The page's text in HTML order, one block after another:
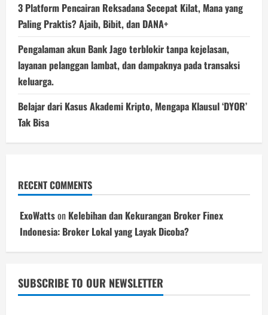
3 Platform Pencairan Reksadana Secepat Kilat, Mana yang
Paling Praktis? Ajaib, Bibit, dan DANA+
Pengalaman akun Bank Jago terblokir tanpa kejelasan,
layanan pelanggan lambat, dan dampaknya pada transaksi
keluarga.
Belajar dari Kasus Akademi Kripto, Mengapa Klausul ‘DYOR’
Tak Bisa
RECENT COMMENTS
ExoWattson Kelebihan dan Kekurangan Broker Finex
Indonesia: Broker Lokal yang Layak Dicoba?
SUBSCRIBE TO OUR NEWSLETTER